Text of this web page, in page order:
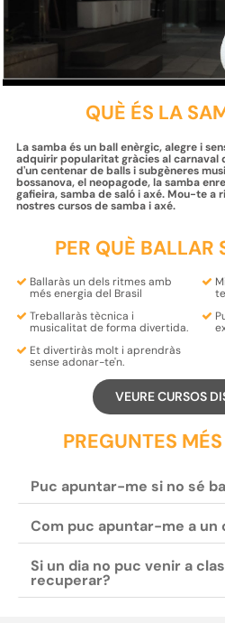
QUÈ ÉS LA
La samba és un ball enèrgic, alegre i
adquirir popularitat gràcies al carnaval
d'un centenar de balls i subgèneres
bossanova, el neopagode, la samba
gafieira, samba de saló i axé. Mou-te a
nostres cursos de samba i axé.
PER QUÈ BALLAR
Ballaràs un delsritmesamb
més energia del Brasil
Treballaràstècnica i
musicalitatde forma divertida.
Etdivertiràsmolt i aprendràs
sense adonar-te'n.
VEURE CURSOS
PREGUNTES
Puc apuntar-me si no sé
Com puc apuntar-me a un
Si un dia no puc venir a
recuperar?